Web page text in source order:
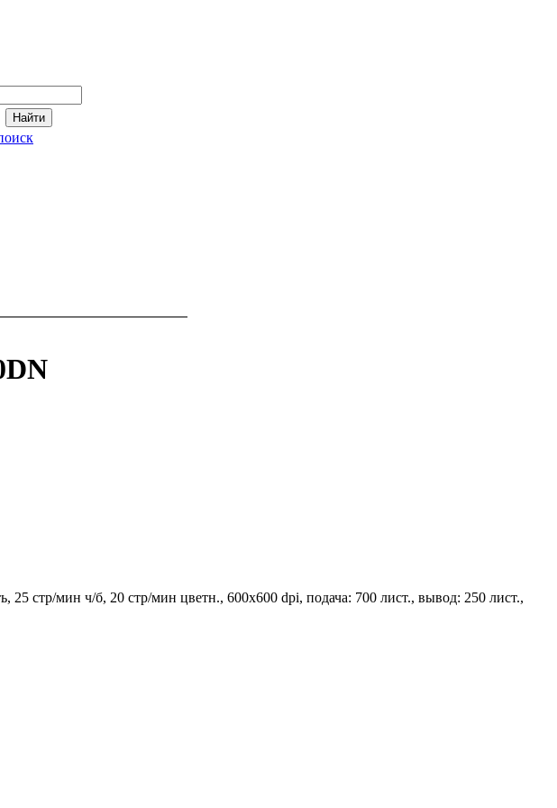
25 стр/мин ч/б, 20 стр/мин цветн., 600x600 dpi, подача: 700 лист., вывод: 250 лист.,